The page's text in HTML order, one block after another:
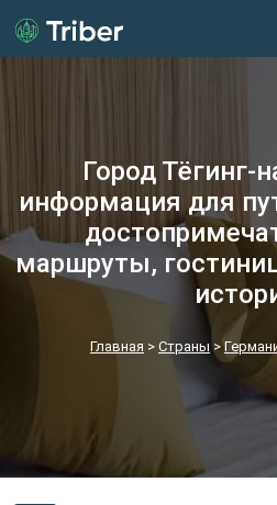
Город Тёгинг-
информация для
маршруты,
Главная > Страны >